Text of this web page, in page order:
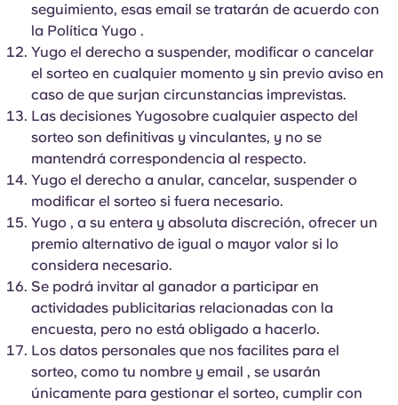
seguimiento, esas email se tratarán de acuerdo con
la Política Yugo .
Yugo el derecho a suspender, modificar o cancelar
el sorteo en cualquier momento y sin previo aviso en
caso de que surjan circunstancias imprevistas.
Las decisiones Yugosobre cualquier aspecto del
sorteo son definitivas y vinculantes, y no se
mantendrá correspondencia al respecto.
Yugo el derecho a anular, cancelar, suspender o
modificar el sorteo si fuera necesario.
Yugo , a su entera y absoluta discreción, ofrecer un
premio alternativo de igual o mayor valor si lo
considera necesario.
Se podrá invitar al ganador a participar en
actividades publicitarias relacionadas con la
encuesta, pero no está obligado a hacerlo.
Los datos personales que nos facilites para el
sorteo, como tu nombre y email , se usarán
únicamente para gestionar el sorteo, cumplir con